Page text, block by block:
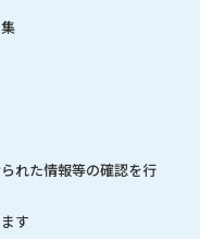
れた情報等の確認を行
す